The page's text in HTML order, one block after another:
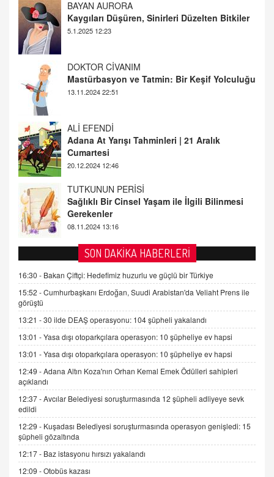
DOKTOR CİVANIM
Mastürbasyon ve Tatmin: Bir Keşif Yolculuğu
13.11.2024 22:51
ALİ EFENDİ
Adana At Yarışı Tahminleri | 21 Aralık
Cumartesi
TUTKUNUN PERİSİ
Sağlıklı Bir Cinsel Yaşam ile İlgili Bilinmesi
Gerekenler
08.11.2024 13:16
FARUK ÖNALAN
Tezkere Onaylanmasaydı…
2 Kasım 2021 Salı 00:11
AV. DOĞAN CAN DOĞAN
Kişisel verilerin korunması ve dijital hukukun
gelişimi
15.09.2025 16:17
SEHER EREK
Kış Ayları Geldi, Hangi Önlemler Alınmalı?
9.12.2025 10:11
İNCİ GÜL AKÖL
06.07.2026 13:00
ADEM AKÖL
Esed Destekçilerinin Yüzüne Vurulan Şamar:
Sednaya
11.12.2024 12:30
SON DAKİKA HABERLERİ
16:30 - Bakan Çiftçi: Hedefimiz huzurlu ve güçlü bir Türkiye
15:52 -Cumhurbaşkanı Erdoğan, Suudi Arabistan'da Veliaht Prens ile
görüştü
13:21 -30 ilde DEAŞ operasyonu: 104 şüpheli yakalandı
13:01 -Yasa dışı otoparkçılara operasyon: 10 şüpheliye ev hapsi
13:01 -Yasa dışı otoparkçılara operasyon: 10 şüpheliye ev hapsi
12:49 -Adana Altın Koza'nın Orhan Kemal Emek Ödülleri sahipleri
açıklandı
12:37 -Avcılar Belediyesi soruşturmasında 12 şüpheli adliyeye sevk
edildi
12:29 - Kuşadası Belediyesi soruşturmasında operasyon genişledi: 15
şüpheli gözaltında
12:17 - Baz istasyonu hırsızı yakalandı
12:09 -Otobüs kazası